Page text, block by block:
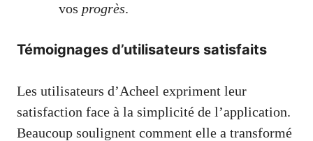
vos progrès.
Témoignages d’utilisateurs satisfaits
Les utilisateurs d’Acheel expriment leur
satisfaction face à la simplicité de l’application.
Beaucoup soulignent comment elle a transformé